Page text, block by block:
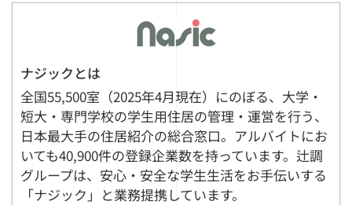
ナジックとは
全国55,500室（2025年4月現在）にのぼる、大学・
短大・専門学校の学生用住居の管理・運営を行う、
日本最大手の住居紹介の総合窓口。アルバイトにお
いても40,900件の登録企業数を持っています。辻調
グループは、安心・安全な学生生活をお手伝いする
「ナジック」と業務提携しています。